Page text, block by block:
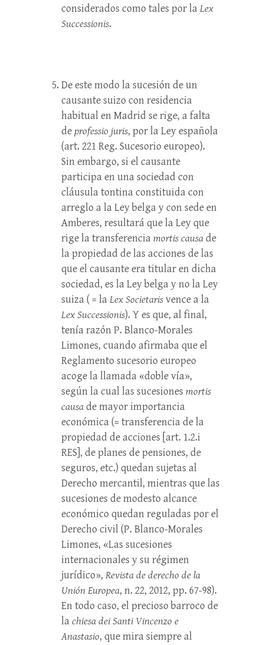
considerados como tales por la Lex
Successionis.
De este modo la sucesión de un
causante suizo con residencia
habitual en Madrid se rige, a falta
deprofessio juris, por la Ley española
(art. 221 Reg. Sucesorio europeo).
Sin embargo, si el causante
participa en una sociedad con
cláusula tontina constituida con
arreglo a la Ley belga y con sede en
Amberes, resultará que la Ley que
rige la transferencia mortis causade
la propiedad de las acciones de las
que el causante era titular en dicha
sociedad, es la Ley belga y no la Ley
suiza ( = la Lex Societarisvence a la
Lex Successionis). Y es que, al final,
tenía razón P. Blanco-Morales
Limones, cuando afirmaba que el
Reglamento sucesorio europeo
acoge la llamada «doble vía»,
según la cual las sucesiones mortis
causade mayor importancia
económica (= transferencia de la
propiedad de acciones [art. 1.2.i
RES], de planes de pensiones, de
seguros, etc.) quedan sujetas al
Derecho mercantil, mientras que las
sucesiones de modesto alcance
económico quedan reguladas por el
Derecho civil (P. Blanco-Morales
Limones, «Las sucesiones
internacionales y su régimen
jurídico», Revista de derecho de la
Unión Europea, n. 22, 2012, pp. 67-98).
En todo caso, el precioso barroco de
la chiesa dei Santi Vincenzo e
Anastasio, que mira siempre al